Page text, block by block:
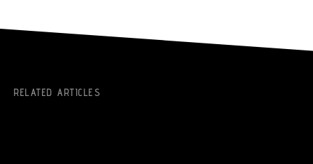
RELATED ARTICLES